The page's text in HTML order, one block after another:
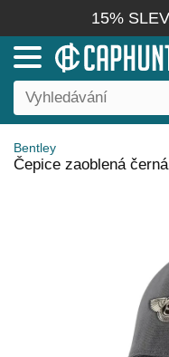
15%
Bentley
Čepice zaoblená